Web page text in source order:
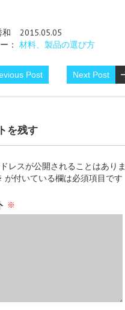
和
2015.05.05
： 材料、製品の選び方
Post Next Post
を残す
レスが公開されることはありま
が付いている欄は必須項目です
※